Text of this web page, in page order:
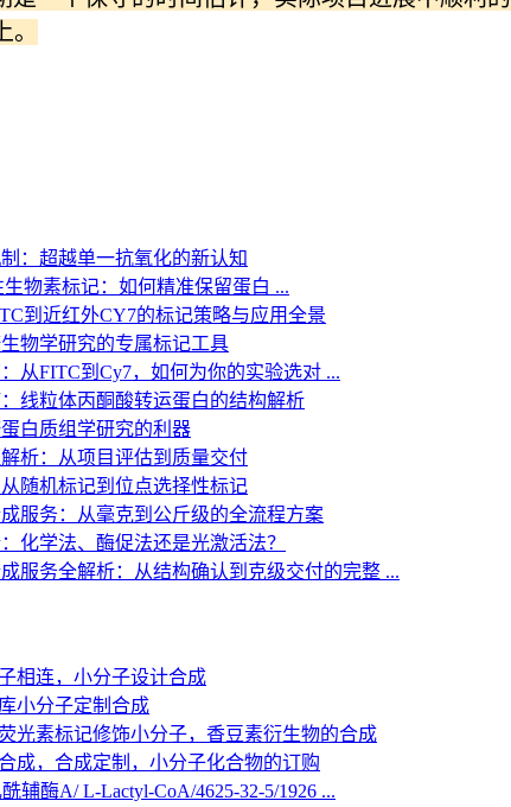
：超越单一抗氧化的新认知
物素标记：如何精准保留蛋白 ...
到近红外CY7的标记策略与应用全景
物学研究的专属标记工具
从FITC到Cy7，如何为你的实验选对 ...
线粒体丙酮酸转运蛋白的结构解析
白质组学研究的利器
析：从项目评估到质量交付
随机标记到位点选择性标记
服务：从毫克到公斤级的全流程方案
化学法、酶促法还是光激活法？
服务全解析：从结构确认到克级交付的完整 ...
相连，小分子设计合成
小分子定制合成
光素标记修饰小分子，香豆素衍生物的合成
成，合成定制，小分子化合物的订购
辅酶A/ L-Lactyl-CoA/4625-32-5/1926 ...